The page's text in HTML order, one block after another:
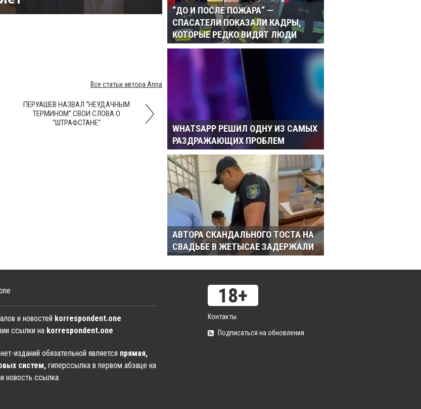
Все статьи автора Anna
ПЕРУАШЕВ НАЗВАЛ “НЕУДАЧНЫМ
ТЕРМИНОМ“ СВОИ СЛОВА О
“ШТРАФСТАНЕ“
“ДО И ПОСЛЕ ПОЖАРА“ —
СПАСАТЕЛИ ПОКАЗАЛИ КАДРЫ,
КОТОРЫЕ РЕДКО ВИДЯТ ЛЮДИ
WHATSAPP РЕШИЛ ОДНУ ИЗ САМЫХ
РАЗДРАЖАЮЩИХ ПРОБЛЕМ
АВТОРА СКАНДАЛЬНОГО ТОСТА НА
СВАДЬБЕ В ЖЕТЫСАЕ ЗАДЕРЖАЛИ
и новостей korrespondent.one
ссылки на korrespondent.one
изданий обязательной является прямая,
систем, гиперссылка в первом абзаце на
новость ссылка.
Контакты
Подписаться на обновления